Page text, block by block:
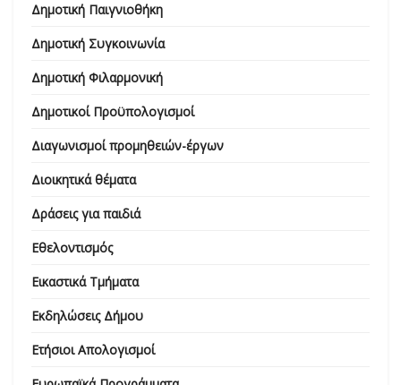
Δημοτική Παιγνιοθήκη
Δημοτική Συγκοινωνία
Δημοτική Φιλαρμονική
Δημοτικοί Προϋπολογισμοί
Διαγωνισμοί προμηθειών-έργων
Διοικητικά θέματα
Δράσεις για παιδιά
Εθελοντισμός
Εικαστικά Τμήματα
Εκδηλώσεις Δήμου
Ετήσιοι Απολογισμοί